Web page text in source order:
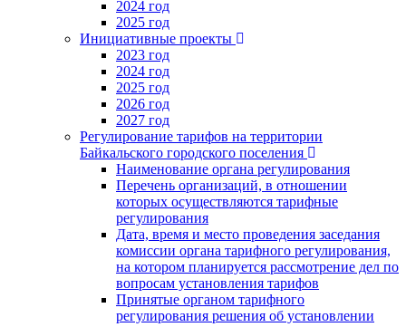
2024 год
2025 год
Инициативные проекты
2023 год
2024 год
2025 год
2026 год
2027 год
Регулирование тарифов на территории
Байкальского городского поселения
Наименование органа регулирования
Перечень организаций, в отношении
которых осуществляются тарифные
регулирования
Дата, время и место проведения заседания
комиссии органа тарифного регулирования,
на котором планируется рассмотрение дел по
вопросам установления тарифов
Принятые органом тарифного
регулирования решения об установлении